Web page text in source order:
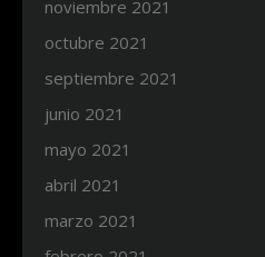
noviembre 2021
octubre 2021
septiembre 2021
junio 2021
mayo 2021
abril 2021
marzo 2021